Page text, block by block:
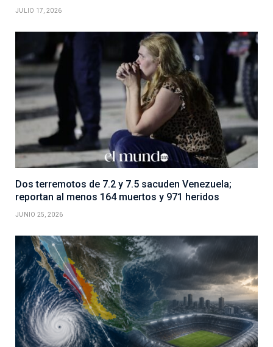
JULIO 17, 2026
Dos terremotos de 7.2 y 7.5 sacuden Venezuela;
reportan al menos 164 muertos y 971 heridos
JUNIO 25, 2026